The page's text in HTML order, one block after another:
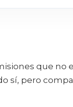
que no
sí, pero